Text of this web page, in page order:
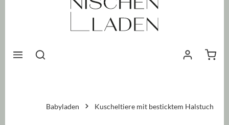
Babyladen Kuscheltiere mit besticktem Halstuch